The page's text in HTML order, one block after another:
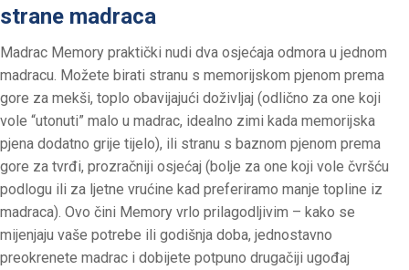
strane madraca
Madrac Memory praktički nudi dva osjećaja odmora u jednom
madracu. Možete birati stranu s memorijskom pjenom prema
gore za mekši, toplo obavijajući doživljaj (odlično za one koji
vole “utonuti” malo u madrac, idealno zimi kada memorijska
pjena dodatno grije tijelo), ili stranu s baznom pjenom prema
gore za tvrđi, prozračniji osjećaj (bolje za one koji vole čvršću
podlogu ili za ljetne vrućine kad preferiramo manje topline iz
madraca). Ovo čini Memory vrlo prilagodljivim – kako se
mijenjaju vaše potrebe ili godišnja doba, jednostavno
preokrenete madrac i dobijete potpuno drugačiji ugođaj